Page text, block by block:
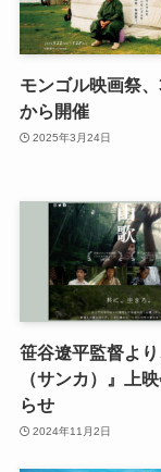
モンゴル映画祭
から開催
2025年3月24日
笹谷遼平監督よ
（サンカ）』上
らせ
2024年11月2日